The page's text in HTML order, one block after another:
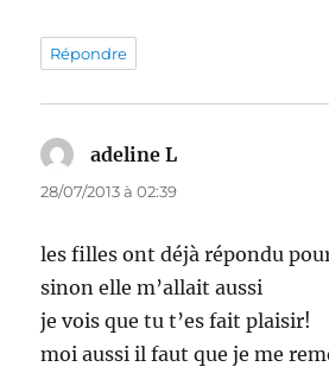
Répondre
adeline L
28/07/2013 à 02:39
les filles ont déjà répondu
sinon elle m’allait aussi
je vois que tu t’es fait plaisir!
moi aussi il faut que je me